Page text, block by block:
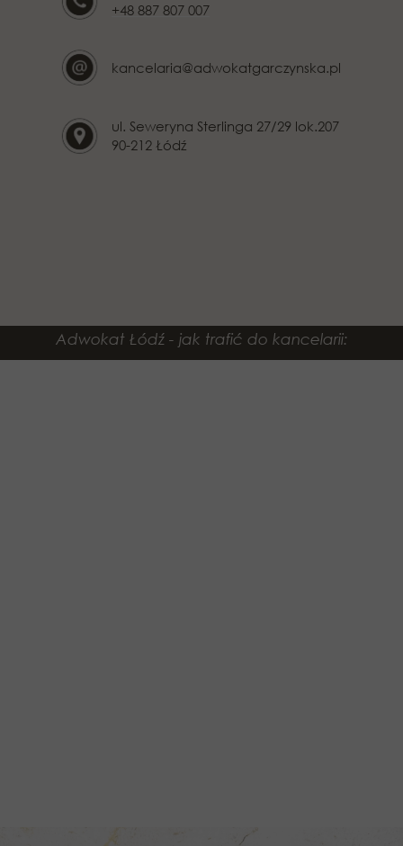
Adwokat Łódź - jak trafić do kancelarii:
ul. Seweryna Sterlinga 27/29 lok.207
90-212 Łódź
kancelaria@adwokatgarczynska.pl
+48 887 807 007